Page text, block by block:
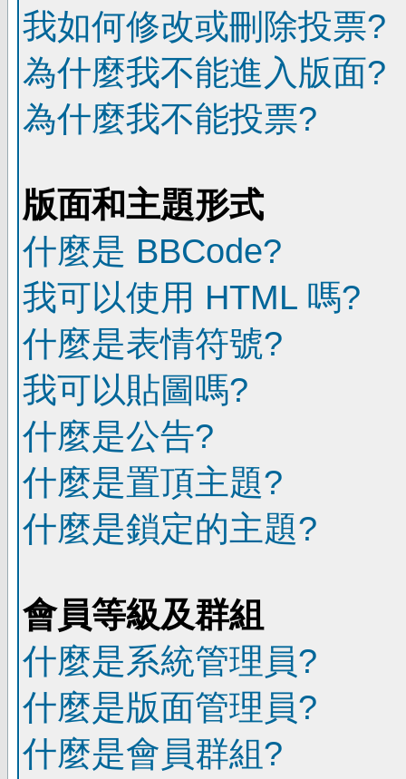
我如何修改或刪除投票?
為什麼我不能進入版面?
為什麼我不能投票?
版面和主題形式
什麼是 BBCode?
我可以使用 HTML 嗎?
什麼是表情符號?
我可以貼圖嗎?
什麼是公告?
什麼是置頂主題?
什麼是鎖定的主題?
會員等級及群組
什麼是系統管理員?
什麼是版面管理員?
什麼是會員群組?